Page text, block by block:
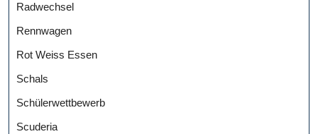
Radwechsel
Rennwagen
Rot Weiss Essen
Schals
Schülerwettbewerb
Scuderia